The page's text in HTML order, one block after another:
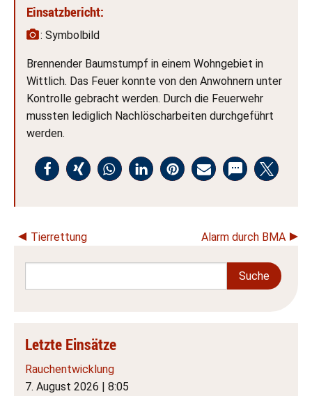
Einsatzbericht:
: Symbolbild
Brennender Baumstumpf in einem Wohngebiet in
Wittlich. Das Feuer konnte von den Anwohnern unter
Kontrolle gebracht werden. Durch die Feuerwehr
mussten lediglich Nachlöscharbeiten durchgeführt
werden.
Tierrettung Alarm durch BMA
Letzte Einsätze
Rauchentwicklung
7. August 2026 | 8:05